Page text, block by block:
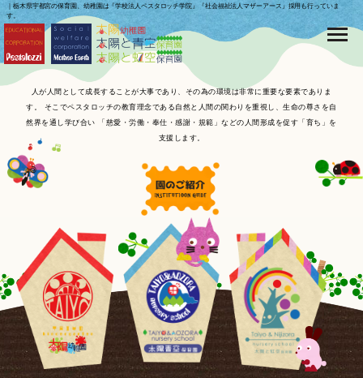
｜栃木県宇都宮の保育園、幼稚園は『学校法人ペスタロッチ学院』『社会福祉法人マザーアース』採用も行っていま
す。
人が人間として成長することが大事であり、その為の環境は非常に重要な要素でありま
す。
そこでペスタロッチの教育理念である自然と人間の関わりを重視し、生命の尊さを自
然界を通し学び合い 「慈愛・労働・奉仕・感謝・規範」などの人間形成を促す「育ち」を
支援します。